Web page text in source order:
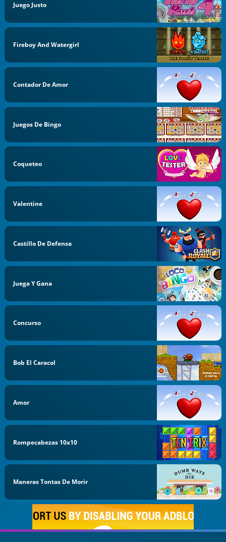
Juego Justo
Fireboy And Watergirl
Contador De Amor
Juegos De Bingo
Coqueteo
Valentine
Castillo De Defensa
Juega Y Gana
Concurso
Bob El Caracol
Amor
Rompecabezas 10x10
Maneras Tontas De Morir